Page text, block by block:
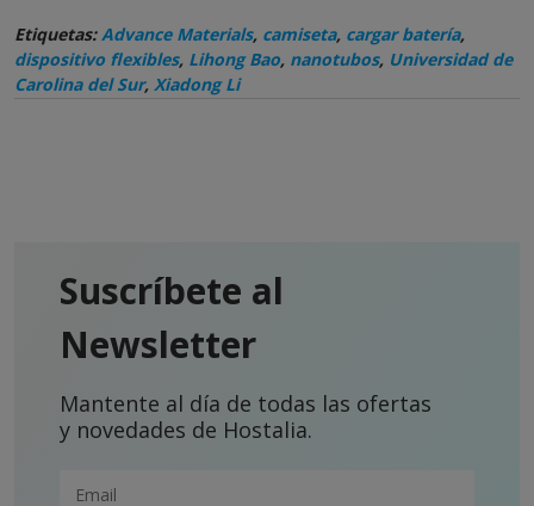
Etiquetas:Advance Materials, camiseta, cargar batería,
dispositivo flexibles, Lihong Bao, nanotubos, Universidad de
Carolina del Sur, Xiadong Li
Suscríbete al
Newsletter
Mantente al día de todas las ofertas
y novedades de Hostalia.